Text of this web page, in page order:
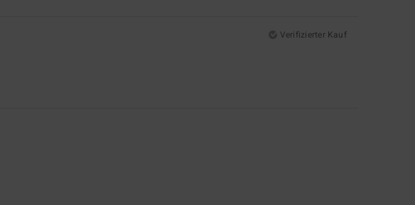
Verifizierter Kauf